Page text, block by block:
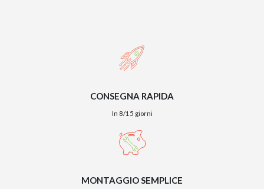
CONSEGNA RAPIDA
In 8/15 giorni
MONTAGGIO SEMPLICE